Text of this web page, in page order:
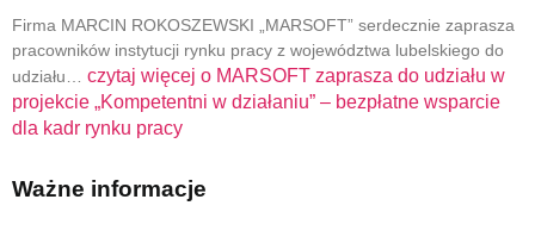
Firma MARCIN ROKOSZEWSKI „MARSOFT” serdecznie zaprasza
pracowników instytucji rynku pracy z województwa lubelskiego do
udziału… czytaj więcej o MARSOFT zaprasza do udziału w
projekcie „Kompetentni w działaniu” – bezpłatne wsparcie
dla kadr rynku pracy
Ważne informacje